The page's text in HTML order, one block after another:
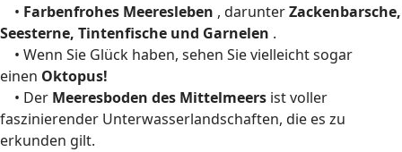
• Farbenfrohes Meeresleben , darunterZackenbarsche,
Seesterne, Tintenfische und Garnelen .
• Wenn Sie Glück haben, sehen Sie vielleicht sogar
einen Oktopus!
• Der Meeresboden des Mittelmeers ist voller
faszinierender Unterwasserlandschaften, die es zu
erkunden gilt.